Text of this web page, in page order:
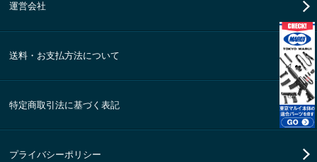
運営会社
送料・お支払方法について
特定商取引法に基づく表記
プライバシーポリシー